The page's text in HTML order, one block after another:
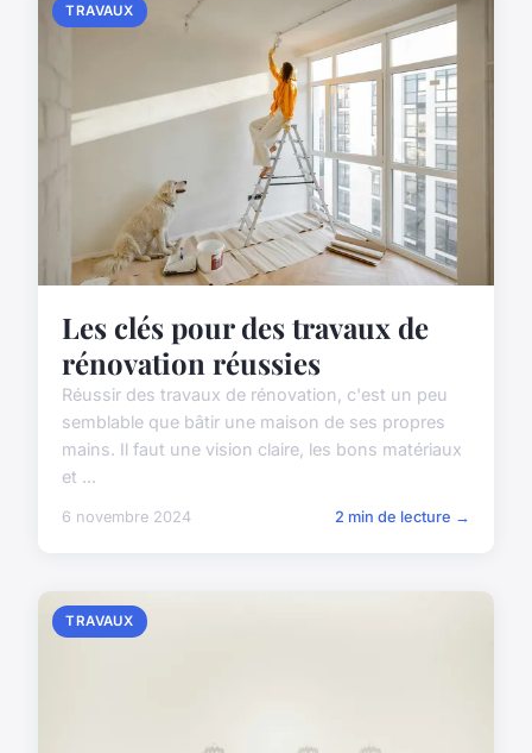
TRAVAUX
Les clés pour des travaux de
rénovation réussies
Réussir des travaux de rénovation, c'est un peu
semblable que bâtir une maison de ses propres
mains. Il faut une vision claire, les bons matériaux
et ...
6 novembre 2024 2 min de lecture →
TRAVAUX